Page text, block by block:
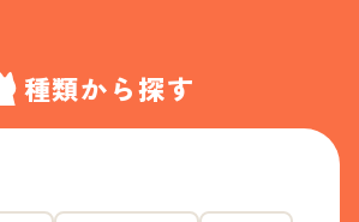
種類から探す